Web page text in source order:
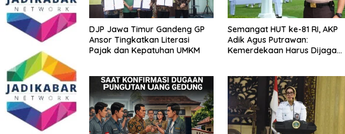
DJP Jawa Timur Gandeng GP
Ansor Tingkatkan Literasi
Pajak dan Kepatuhan UMKM
Semangat HUT ke-81 RI, AKP
Adik Agus Putrawan:
Kemerdekaan Harus Dijaga